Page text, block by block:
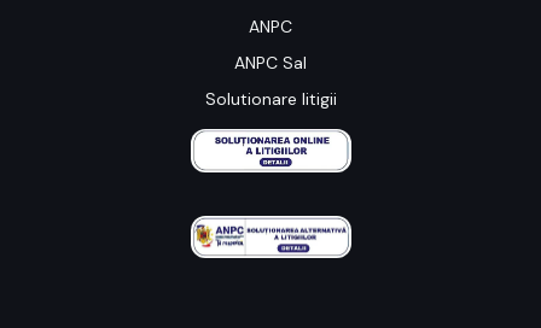
ANPC
ANPC Sal
Solutionare litigii